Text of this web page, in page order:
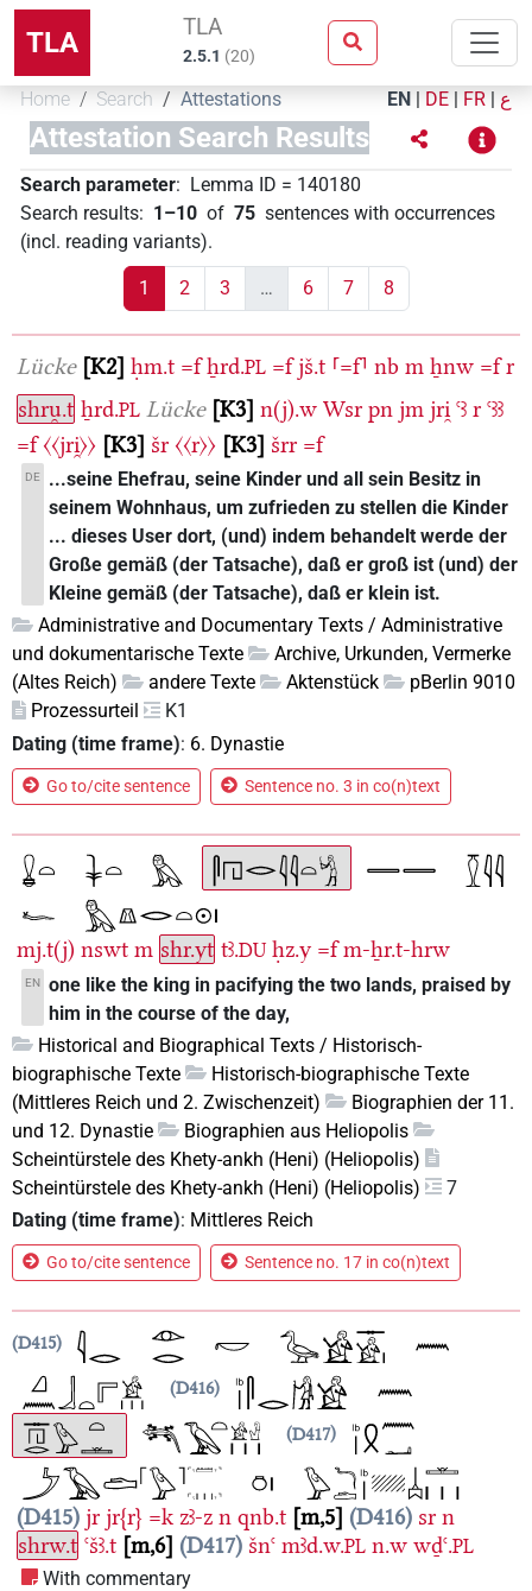
TLA TLA
2.5.1 (20)
Home Search Attestations EN | DE | FR | ع
Attestation Search Results
Search parameter: Lemma ID = 140180
Search results: 1–10 of 75 sentences with occurrences
(incl. reading variants).
1 2 3 … 6 7 8
Lücke K2 ḥm.t =f ẖrd.PL =f jš.t ⸢=f⸣ nb m ẖnw =f r
shru̯.t ẖrd.PL Lücke K3 n(j).w Wsr pn jm jri̯ ꜥꜣ r ꜥꜣꜣ
=f 〈〈jri̯〉〉 K3 šr 〈〈r〉〉 K3 šrr =f
DE
...seine Ehefrau, seine Kinder und all sein Besitz in
seinem Wohnhaus, um zufrieden zu stellen die Kinder
... dieses User dort, (und) indem behandelt werde der
Große gemäß (der Tatsache), daß er groß ist (und) der
Kleine gemäß (der Tatsache), daß er klein ist.
Administrative and Documentary Texts / Administrative
und dokumentarische Texte
Archive, Urkunden, Vermerke
(Altes Reich)
andere Texte Aktenstück
pBerlin 9010
Prozessurteil
K1
Dating (time frame): 6. Dynastie
Go to/cite sentence Sentence no. 3 in co(n)text
mj.t(j) nswt m shr.yt tꜣ.DU ḥz.y =f m-ẖr.t-hrw
EN one like the king in pacifying the two lands, praised by
him in the course of the day,
Historical and Biographical Texts / Historisch-
biographische Texte
Historisch-biographische Texte
(Mittleres Reich und 2. Zwischenzeit)
Biographien der 11.
und 12. Dynastie
Biographien aus Heliopolis
Scheintürstele des Khety-ankh (Heni) (Heliopolis)
Scheintürstele des Khety-ankh (Heni) (Heliopolis)
7
Dating (time frame): Mittleres Reich
Go to/cite sentence Sentence no. 17 in co(n)text
D415
D416
D417
D415 jr jr{r} =k zꜣ-z n qnb.t m,5 D416 sr n
shrw.t ꜥšꜣ.t m,6 D417 šnꜥ mꜣd.w.PL n.w wḏꜥ.PL
With commentary